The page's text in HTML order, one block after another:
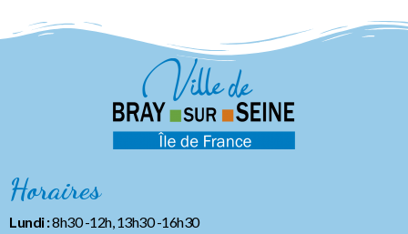
Horaires
Lundi :8h30 -12h, 13h30 -16h30